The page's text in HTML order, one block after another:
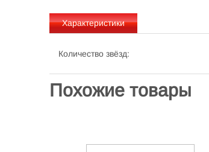
Характеристики
Количество звёзд:
Похожие товары